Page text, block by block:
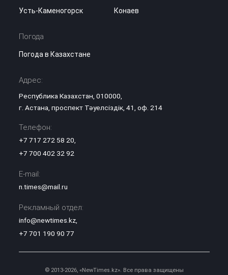
Усть-Каменогорск
Конаев
Погода
Погода в Казахстане
Адрес:
Республика Казахстан, 010000,
г. Астана, проспект Тәуелсіздік, 41, оф. 214
Телефон:
+7 717 272 58 20,
+7 700 402 32 92
E-mail:
n.times@mail.ru
Рекламный отдел:
info@newtimes.kz,
+7 701 190 90 77
© 2013-2026, «NewTimes.kz». Все права защищены